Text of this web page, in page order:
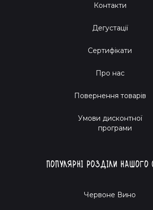
Контакти
Дегустації
Сертифікати
Про нас
Повернення товарів
Умови дисконтної
програми
Популярні розділи нашого
Червоне Вино